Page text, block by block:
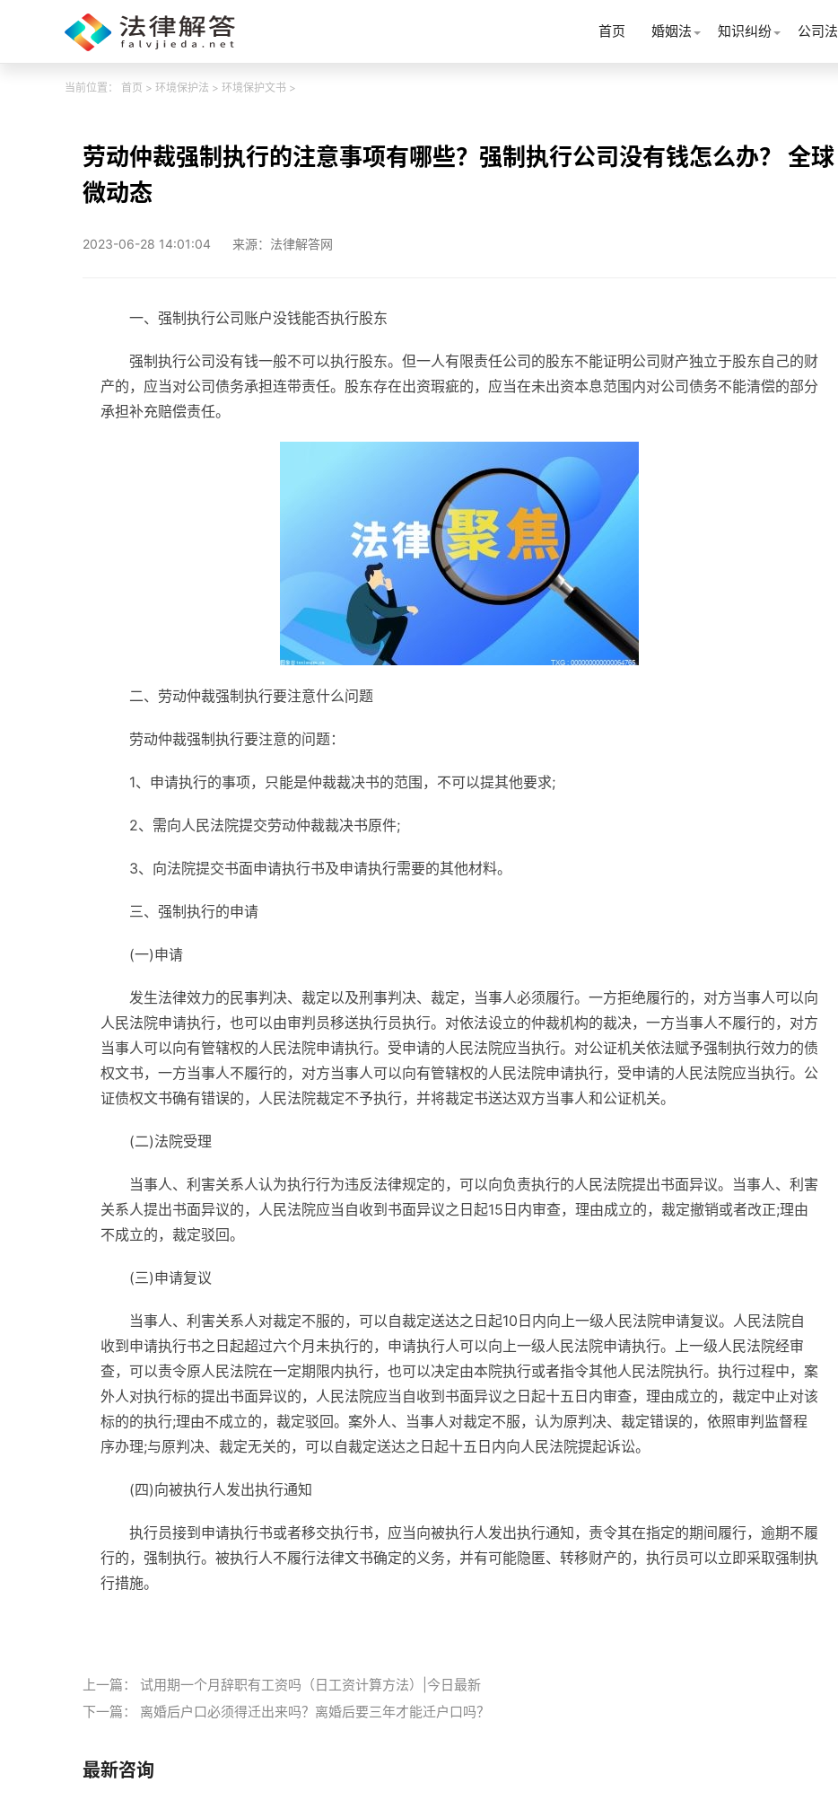
首页 婚姻法 知识纠纷 公司法
当前位置： 首页 > 环境保护法 > 环境保护文书 >
劳动仲裁强制执行的注意事项有哪些？强制执行公司没有钱怎么办？ 全球
微动态
2023-06-28 14:01:04 来源：法律解答网
一、强制执行公司账户没钱能否执行股东
强制执行公司没有钱一般不可以执行股东。但一人有限责任公司的股东不能证明公司财产独立于股东自己的财
产的，应当对公司债务承担连带责任。股东存在出资瑕疵的，应当在未出资本息范围内对公司债务不能清偿的部分
承担补充赔偿责任。
二、劳动仲裁强制执行要注意什么问题
劳动仲裁强制执行要注意的问题：
1、申请执行的事项，只能是仲裁裁决书的范围，不可以提其他要求;
2、需向人民法院提交劳动仲裁裁决书原件;
3、向法院提交书面申请执行书及申请执行需要的其他材料。
三、强制执行的申请
(一)申请
发生法律效力的民事判决、裁定以及刑事判决、裁定，当事人必须履行。一方拒绝履行的，对方当事人可以向
人民法院申请执行，也可以由审判员移送执行员执行。对依法设立的仲裁机构的裁决，一方当事人不履行的，对方
当事人可以向有管辖权的人民法院申请执行。受申请的人民法院应当执行。对公证机关依法赋予强制执行效力的债
权文书，一方当事人不履行的，对方当事人可以向有管辖权的人民法院申请执行，受申请的人民法院应当执行。公
证债权文书确有错误的，人民法院裁定不予执行，并将裁定书送达双方当事人和公证机关。
(二)法院受理
当事人、利害关系人认为执行行为违反法律规定的，可以向负责执行的人民法院提出书面异议。当事人、利害
关系人提出书面异议的，人民法院应当自收到书面异议之日起15日内审查，理由成立的，裁定撤销或者改正;理由
不成立的，裁定驳回。
(三)申请复议
当事人、利害关系人对裁定不服的，可以自裁定送达之日起10日内向上一级人民法院申请复议。人民法院自
收到申请执行书之日起超过六个月未执行的，申请执行人可以向上一级人民法院申请执行。上一级人民法院经审
查，可以责令原人民法院在一定期限内执行，也可以决定由本院执行或者指令其他人民法院执行。执行过程中，案
外人对执行标的提出书面异议的，人民法院应当自收到书面异议之日起十五日内审查，理由成立的，裁定中止对该
标的的执行;理由不成立的，裁定驳回。案外人、当事人对裁定不服，认为原判决、裁定错误的，依照审判监督程
序办理;与原判决、裁定无关的，可以自裁定送达之日起十五日内向人民法院提起诉讼。
(四)向被执行人发出执行通知
执行员接到申请执行书或者移交执行书，应当向被执行人发出执行通知，责令其在指定的期间履行，逾期不履
行的，强制执行。被执行人不履行法律文书确定的义务，并有可能隐匿、转移财产的，执行员可以立即采取强制执
行措施。
上一篇： 试用期一个月辞职有工资吗（日工资计算方法）|今日最新
下一篇： 离婚后户口必须得迁出来吗？离婚后要三年才能迁户口吗？
最新咨询